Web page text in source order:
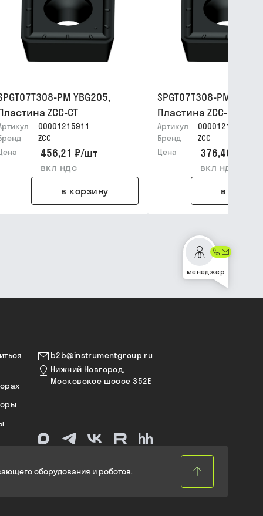
PM YBG205,
ZCC-CT
00001215911
ZCC
456,21 ₽/шт
вкл ндс
в корзину
SPGT07T308-PM
Пластина ZCC-CT
Артикул
00001215912
Бренд
ZCC
Цена
376,40 ₽
вкл ндс
в
менеджер
b2b@instrumentgroup.ru
Нижний Новгород,
Московское шоссе 352Е
оборудования и роботов.